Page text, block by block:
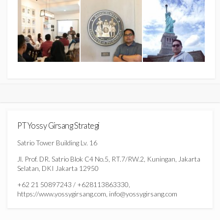
PT Yossy Girsang Strategi
Satrio Tower Building Lv. 16
Jl. Prof. DR. Satrio Blok C4 No.5, RT.7/RW.2, Kuningan, Jakarta
Selatan, DKI Jakarta 12950
+62 21 50897243 / +628113863330,
https://www.yossygirsang.com, info@yossygirsang.com